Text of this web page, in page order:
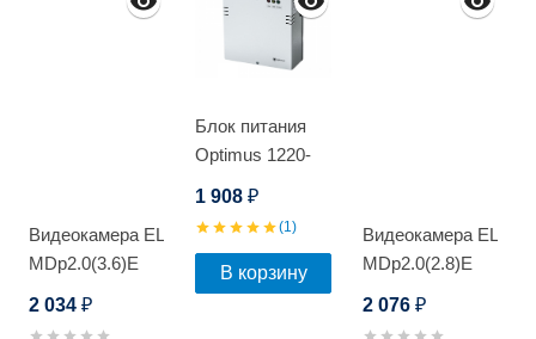
Видеокамера EL
MDp2.0(3.6)E
2 034 ₽
Блок питания
Optimus 1220-
1 908₽
(1)
В корзину
Видеокамера EL
MDp2.0(2.8)E
2 076 ₽